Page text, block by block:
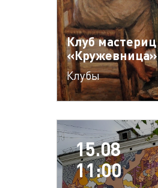
Клуб мастериц
«Кружевница»
Клубы
15.08
11:00